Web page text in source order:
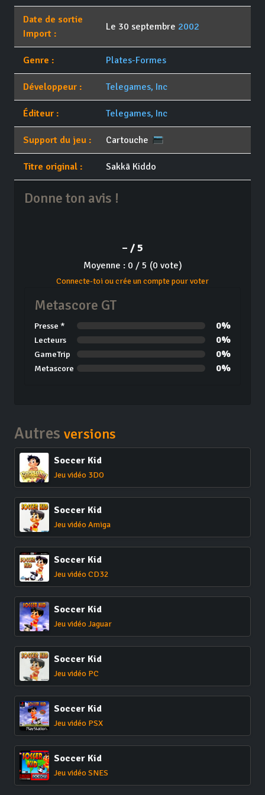
Date de sortie
Import :
Le 30 septembre 2002
Genre : Plates-Formes
Développeur : Telegames, Inc
Éditeur : Telegames, Inc
Support du jeu : Cartouche
Titre original : Sakkā Kiddo
Donne ton avis !
– / 5
Moyenne : 0 / 5 (0 vote)
Connecte-toi ou crée un compte pour voter
Metascore GT
Presse * 0%
Lecteurs 0%
GameTrip 0%
Metascore 0%
Autres versions
Soccer Kid
Jeu vidéo 3DO
Soccer Kid
Jeu vidéo Amiga
Soccer Kid
Jeu vidéo CD32
Soccer Kid
Jeu vidéo Jaguar
Soccer Kid
Jeu vidéo PC
Soccer Kid
Jeu vidéo PSX
Soccer Kid
Jeu vidéo SNES